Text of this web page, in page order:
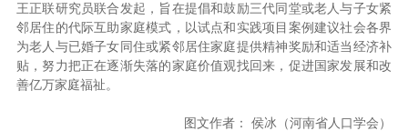
王正联研究员联合发起，旨在提倡和鼓励三代同堂或老人与子女紧
邻居住的代际互助家庭模式，以试点和实践项目案例建议社会各界
为老人与已婚子女同住或紧邻居住家庭提供精神奖励和适当经济补
贴，努力把正在逐渐失落的家庭价值观找回来，促进国家发展和改
善亿万家庭福祉。
图文作者： 侯冰（河南省人口学会）